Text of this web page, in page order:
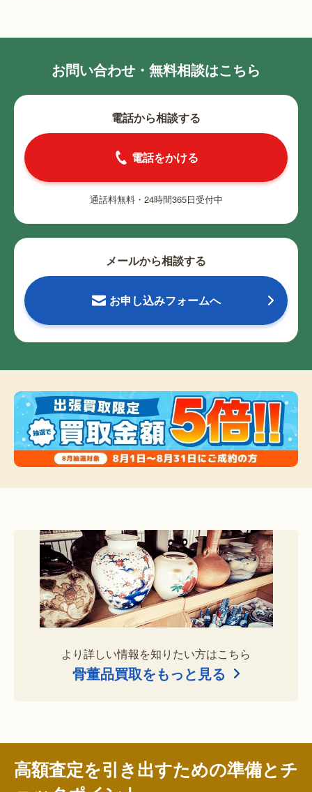
お問い合わせ・無料相談はこちら
電話から相談する
電話をかける
通話料無料・24時間365日受付中
メールから相談する
お申し込みフォームへ
より詳しい情報を知りたい方はこちら
骨董品買取をもっと見る
高額査定を引き出すための準備とチ